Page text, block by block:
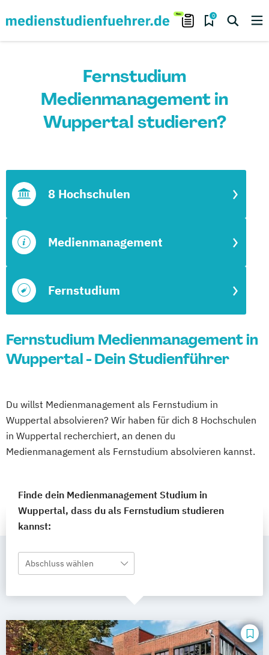
0
Fernstudium
Medienmanagement in
Wuppertal studieren?
Fernstudium
Medienmanagement
8 Hochschulen
Fernstudium Medienmanagement in
Wuppertal - Dein Studienführer
Du willst Medienmanagement als Fernstudium in
Wuppertal absolvieren? Wir haben für dich 8 Hochschulen
in Wuppertal recherchiert, an denen du
Medienmanagement als Fernstudium absolvieren kannst.
Finde dein Medienmanagement Studium in
Wuppertal, dass du als Fernstudium studieren
kannst:
Abschluss wählen